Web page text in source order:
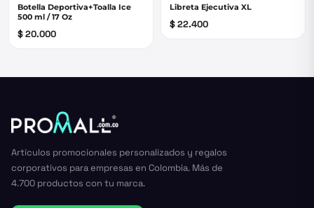
Botella Deportiva+Toalla Ice
500 ml / 17 Oz
$ 20.000
Libreta Ejecutiva XL
$ 22.400
Artículos promocionales personalizados y regalos
corporativos para empresas en Colombia. Más de
4.700 productos con tu marca.